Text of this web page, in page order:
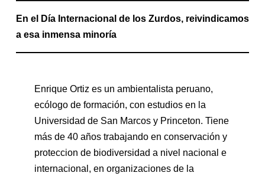
En el Día Internacional de los Zurdos, reivindicamos
a esa inmensa minoría
Enrique Ortiz es un ambientalista peruano,
ecólogo de formación, con estudios en la
Universidad de San Marcos y Princeton. Tiene
más de 40 años trabajando en conservación y
proteccion de biodiversidad a nivel nacional e
internacional, en organizaciones de la